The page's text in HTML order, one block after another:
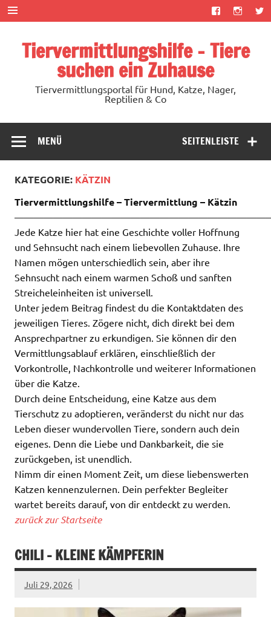
Zum
Inhalt
springen
Tiervermittlungshilfe – Tiere
suchen ein Zuhause
Tiervermittlungsportal für Hund, Katze, Nager,
Reptilien & Co
SEITENLEISTE
MENÜ
KATEGORIE: KÄTZIN
Tiervermittlungshilfe – Tiervermittlung – Kätzin
Jede Katze hier hat eine Geschichte voller Hoffnung
und Sehnsucht nach einem liebevollen Zuhause. Ihre
Namen mögen unterschiedlich sein, aber ihre
Sehnsucht nach einem warmen Schoß und sanften
Streicheleinheiten ist universell.
Unter jedem Beitrag findest du die Kontaktdaten des
jeweiligen Tieres. Zögere nicht, dich direkt bei dem
Ansprechpartner zu erkundigen. Sie können dir den
Vermittlungsablauf erklären, einschließlich der
Vorkontrolle, Nachkontrolle und weiterer Informationen
über die Katze.
Durch deine Entscheidung, eine Katze aus dem
Tierschutz zu adoptieren, veränderst du nicht nur das
Leben dieser wundervollen Tiere, sondern auch dein
eigenes. Denn die Liebe und Dankbarkeit, die sie
zurückgeben, ist unendlich.
Nimm dir einen Moment Zeit, um diese liebenswerten
Katzen kennenzulernen. Dein perfekter Begleiter
wartet bereits darauf, von dir entdeckt zu werden.
zurück zur Startseite
CHILI – KLEINE KÄMPFERIN
Juli 29, 2026